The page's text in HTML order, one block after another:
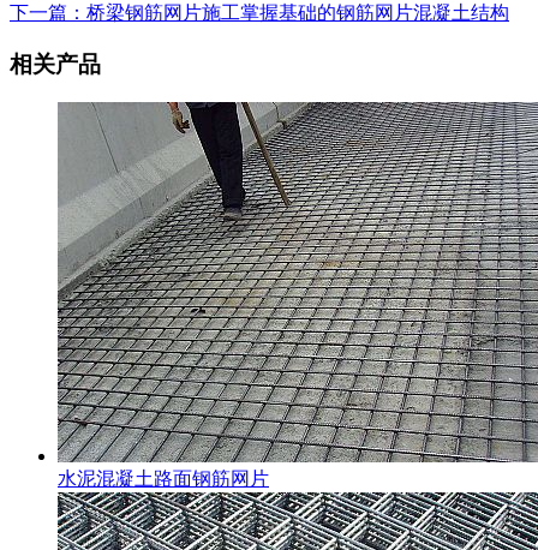
下一篇：桥梁钢筋网片施工掌握基础的钢筋网片混凝土结构
相关产品
水泥混凝土路面钢筋网片